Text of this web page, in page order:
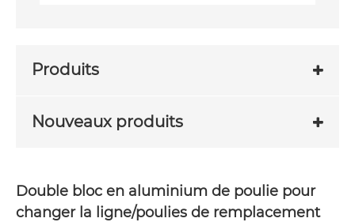
Produits
Nouveaux produits
Double bloc en aluminium de poulie pour
changer la ligne/poulies de remplacement